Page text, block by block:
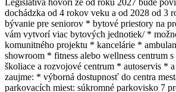
Legislatíva hovorí že od roku 2027 bude
dochádzka od 4 rokov veku a od 2028 od 3
bývanie pre seniorov * bytové priestory na
vám vytvorí viac bytových jednotiek/ *
komunitného projektu * kancelárie *
showroom * fitness alebo wellness centrum
školiace a rozvojové centrum * autoservis *
zaujme: * výborná dostupnosť do centra
parkovacích miest: súkromné parkovisko 7